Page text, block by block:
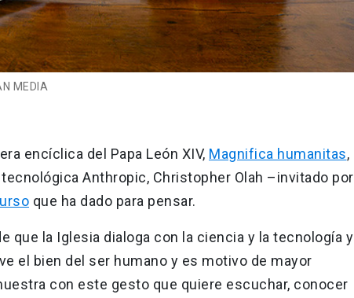
MEDIA
encíclica del Papa León XIV, Magnifica humanitas,
Anthropic, Christopher Olah –invitado por
que ha dado para pensar.
que la Iglesia dialoga con la ciencia y la tecnología y
el bien del ser humano y es motivo de mayor
con este gesto que quiere escuchar, conocer